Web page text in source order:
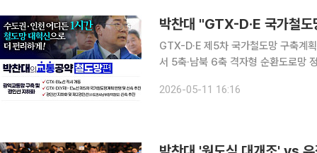
박찬대 "GTX-D·E 국가철
GTX-D·E 제5차 국가철도망 구축계
서 5축·남북 6축 격자형 순환도로망 정
가 인천 교통의 현실을 깨겠다며
2026-05-11 16:16